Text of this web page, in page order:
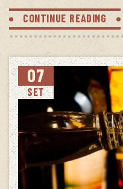
CONTINUE READING
07
SET